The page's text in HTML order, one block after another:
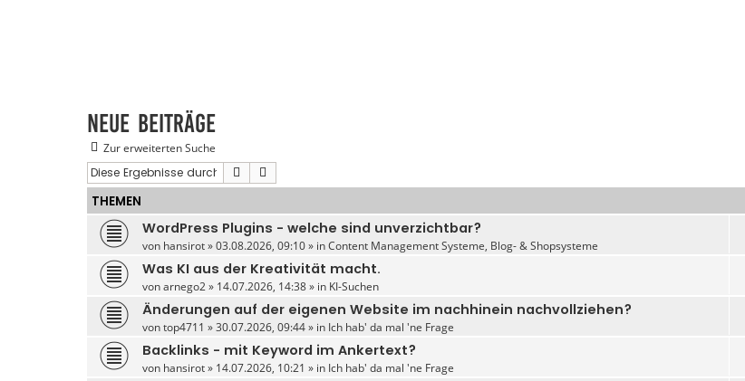
Neue Beiträge
Zur erweiterten Suche
Suche
THEMEN
WordPress Plugins - welche sind unverzichtbar?
von hansirot» 03.08.2026, 09:10 » inContent Management Systeme, Blog- & Shopsysteme
Was KI aus der Kreativität macht.
vonarnego2» 14.07.2026, 14:38 » in KI-Suchen
Änderungen auf der eigenen Website im nachhinein nachvollziehen?
vontop4711 » 30.07.2026, 09:44 » in Ich hab' da mal 'ne Frage
Backlinks - mit Keyword im Ankertext?
von hansirot» 14.07.2026, 10:21 » in Ich hab' da mal 'ne Frage